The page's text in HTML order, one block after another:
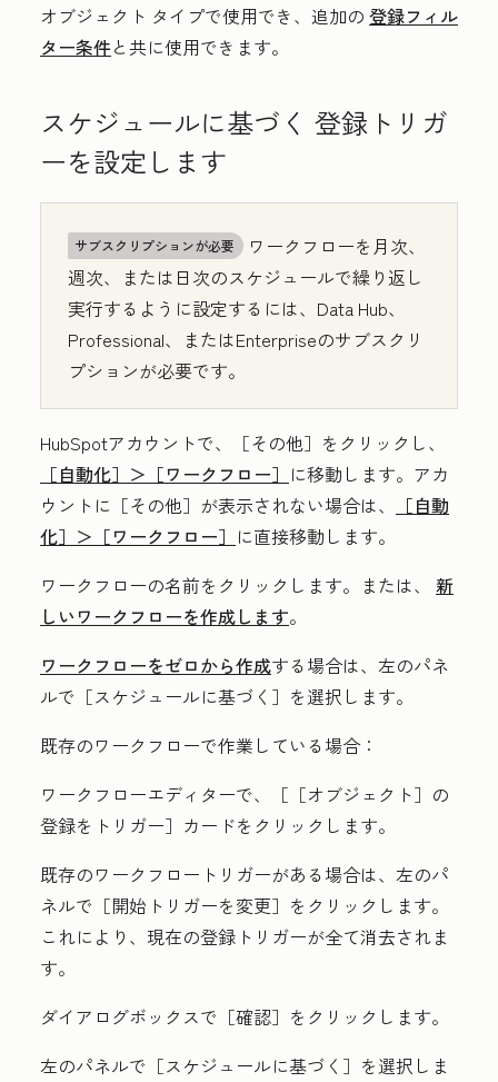
オブジェクト タイプで使用でき、追加の 登録フィル
ター条件と共に使用できます。
スケジュールに基づく 登録トリガ
ーを設定します
サブスクリプションが必要
ワークフローを月次、
週次、または日次のスケジュールで繰り返し
実行するように設定するには、 Data Hub、
Professional、またはEnterpriseのサブスクリ
プションが必要です。
HubSpotアカウントで、
［その他］をクリックし、
［自動化］＞ ［ワークフロー］ に移動します。アカ
ウントに ［その他］が表示されない場合は、
［自動
化］＞ ［ワークフロー］ に直接移動します。
ワークフローの名前をクリックします。または、 新
しいワークフローを作成します。
ワークフローをゼロから作成する場合は、左のパネ
ルで［スケジュールに基づく］ を選択します。
既存のワークフローで作業している場合：
ワークフローエディターで、［［オブジェクト］の
登録をトリガー］ カードをクリックします。
既存のワークフロートリガーがある場合は、左のパ
ネルで［開始トリガーを変更］ をクリックします。
これにより、現在の登録トリガーが全て消去されま
す。
ダイアログボックスで ［確認］をクリックします。
左のパネルで［スケジュールに基づく］ を選択しま